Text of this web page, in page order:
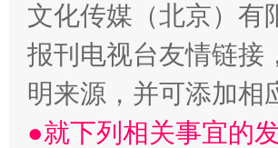
受贿1.44亿！段成刚被判无期
文化传媒（北京）有
报刊电视台友情链接
明来源，并可添加相
●就下列相关事宜的